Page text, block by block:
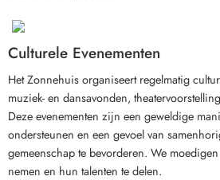
Culturele Evenementen
Het Zonnehuis organiseert regelmatig
muziek- en dansavonden,
Deze evenementen zijn een geweldige
ondersteunen en een gevoel van
gemeenschap te bevorderen. We
nemen en hun talenten te delen.